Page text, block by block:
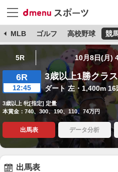
MLB ゴルフ 高校野球 競
5R 10月8日(月)
6R
12:45
3歳以上1勝クラ
ダート 左・1,400m 16
3歳以上 牝[指定] 定量
本賞金：740、300、190、110、74万円
出馬表 データ分析
出馬表